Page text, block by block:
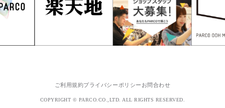
ご利用規約プライバシーポリシー お問合わせ
COPYRIGHT © PARCO.CO.,LTD. ALL RIGHTS RESERVED.